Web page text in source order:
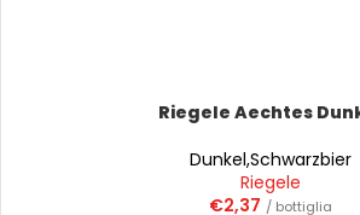
Riegele Aechtes
Dunkel,Schwarzbier
Riegele
€2,37 / bottiglia